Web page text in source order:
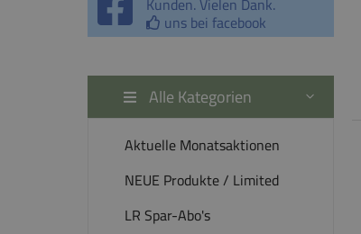
uns bei facebook
Alle Kategorien
Aktuelle Monatsaktionen
NEUE Produkte / Limited
LR Spar-Abo's